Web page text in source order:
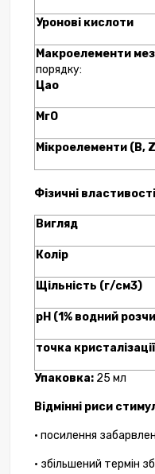
Уронові кислоти
Макроелементи
порядку:
Цао
МгО
Мікроелементи (B,
Фізичні
Вигляд
Колір
Щільність (г/см3)
рН (1% водний
точка кристалізації
Упаковка: 25 мл
Відмінні риси
• посилення
• збільшений термін